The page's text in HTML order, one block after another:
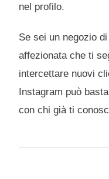
nel profilo.
Se sei un negozio
affezionata che ti
intercettare nuovi
Instagram può
con chi già ti